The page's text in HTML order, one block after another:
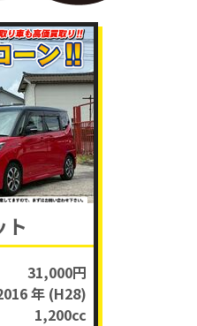
ト
31,000円
年 (H28)
1,200cc